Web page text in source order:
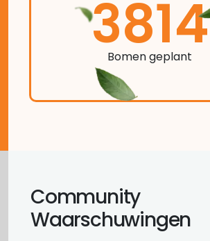
3814
Bomen geplant
Community
Waarschuwingen